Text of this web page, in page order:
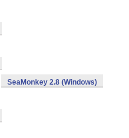
SeaMonkey 2.8 (Windows)